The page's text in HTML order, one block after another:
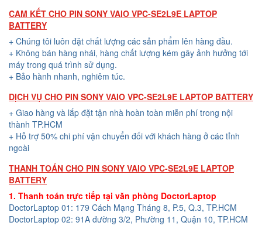
CAM KẾT CHO PIN SONY VAIO VPC-SE2L9E LAPTOP
BATTERY
+ Chúng tôi luôn đặt chất lượng các sản phẩm lên hàng đầu.
+ Không bán hàng nhái, hàng chất lượng kém gây ảnh hưởng tới
máy trong quá trình sử dụng.
+ Bảo hành nhanh, nghiêm túc.
DỊCH VỤ CHO PIN SONY VAIO VPC-SE2L9E LAPTOP BATTERY
+ Giao hàng và lắp đặt tận nhà hoàn toàn miễn phí trong nội
thành TP.HCM
+ Hỗ trợ 50% chi phí vận chuyển đối với khách hàng ở các tỉnh
ngoài
THANH TOÁN CHO PIN SONY VAIO VPC-SE2L9E LAPTOP
BATTERY
1. Thanh toán trực tiếp tại văn phòng DoctorLaptop
DoctorLaptop 01: 179 Cách Mạng Tháng 8, P.5, Q.3, TP.HCM
DoctorLaptop 02: 91A đường 3/2, Phường 11, Quận 10, TP.HCM